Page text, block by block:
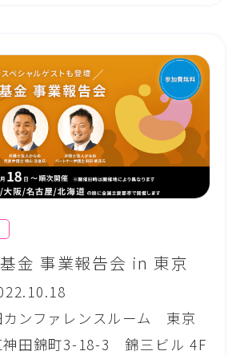
金 事業報告会 in 東京
カンファレンスルーム 東京
神田錦町3-18-3 錦三ビル 4F